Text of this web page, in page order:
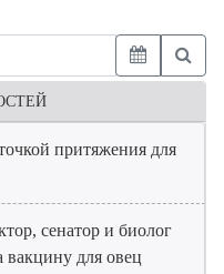
притяжения для
сенатор и биолог
вакцину для овец